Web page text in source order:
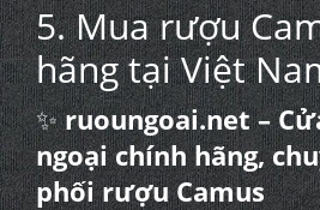
5. Mua rượu
hãng tại Việt
✨ruoungoai.net –
ngoại chính hãng,
phối rượu Camus